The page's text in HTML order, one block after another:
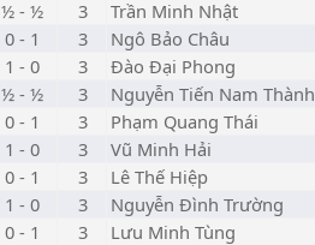
½ - ½ 3 Trần Minh Nhật
0 - 1 3 Ngô Bảo Châu
1 - 0 3 Đào Đại Phong
½ - ½ 3 Nguyễn Tiến Nam Thành
0 - 1 3 Phạm Quang Thái
1 - 0 3 Vũ Minh Hải
0 - 1 3 Lê Thế Hiệp
1 - 0 3 Nguyễn Đình Trường
0 - 1 3 Lưu Minh Tùng